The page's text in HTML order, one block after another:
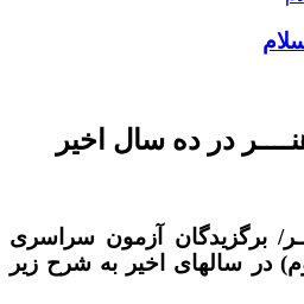
در ده سال اخیر
برگزیدگان آزمون سراسری
در سالهای اخیر به شرح زیر